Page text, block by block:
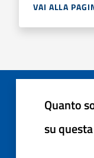
VAI ALLA
Quanto
su